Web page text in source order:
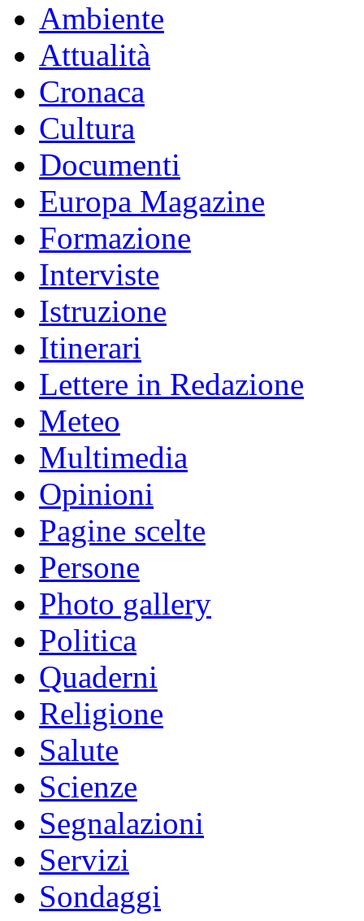
Ambiente
Attualità
Cronaca
Cultura
Documenti
Europa Magazine
Formazione
Interviste
Istruzione
Itinerari
Lettere in Redazione
Meteo
Multimedia
Opinioni
Pagine scelte
Persone
Photo gallery
Politica
Quaderni
Religione
Salute
Scienze
Segnalazioni
Servizi
Sondaggi